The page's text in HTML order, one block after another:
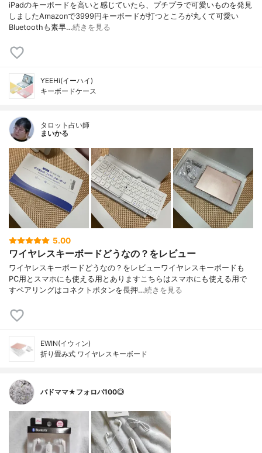
iPadのキーボードを高いと感じていたら、プチプラで可愛いものを発見
しましたAmazonで3999円キーボードが打つところが丸くて可愛い
Bluetoothも素早…続きを見る
YEEHi(イーハイ)
キーボードケース
タロット占い師
まいかる
5.00
ワイヤレスキーボードどうなの？をレビュー
ワイヤレスキーボードどうなの？をレビューワイヤレスキーボードも
PC用とスマホにも使える用とありますこちらはスマホにも使える用で
すペアリングはコネクトボタンを長押…続きを見る
EWIN(イウィン)
折り畳み式 ワイヤレスキーボード
バドママ★フォロバ100◎